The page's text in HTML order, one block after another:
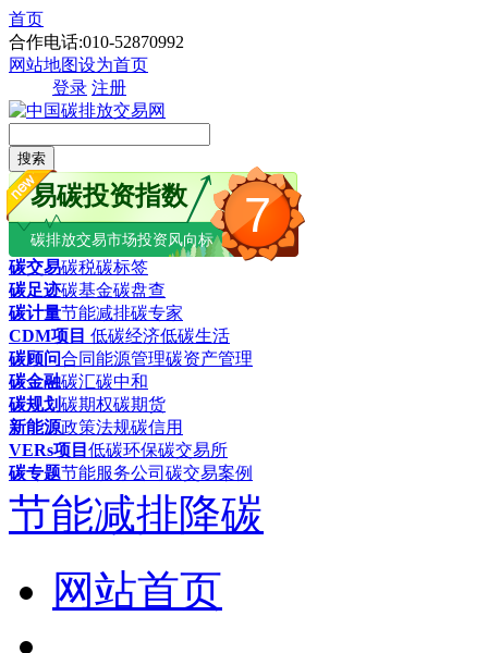
首页
合作电话:010-52870992
网站地图设为首页
登录 注册
搜索
7
易碳投资指数
碳排放交易市场投资风向标
碳交易碳税碳标签
碳足迹碳基金碳盘查
碳计量节能减排碳专家
CDM项目 低碳经济低碳生活
碳顾问合同能源管理碳资产管理
碳金融碳汇碳中和
碳规划碳期权碳期货
新能源政策法规碳信用
VERs项目 低碳环保碳交易所
碳专题节能服务公司 碳交易案例
节能减排降碳
网站首页